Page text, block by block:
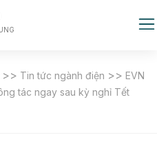
>> Tin tức ngành điện >> EVN
tác ngay sau kỳ nghỉ Tết